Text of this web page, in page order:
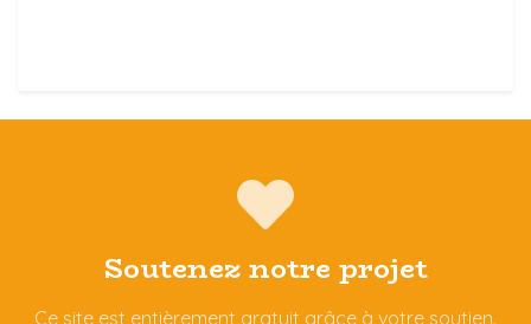
Soutenez notre projet
Ce site est entièrement gratuit grâce à votre soutien.